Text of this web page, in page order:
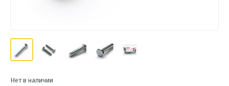
Нет в наличии